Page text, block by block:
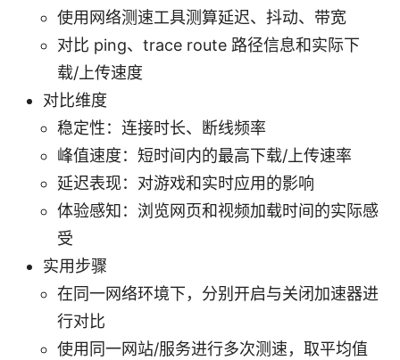
使用网络测速工具测算延迟、抖动、带宽
对比 ping、trace route 路径信息和实际下
载/上传速度
对比维度
稳定性：连接时长、断线频率
峰值速度：短时间内的最高下载/上传速率
延迟表现：对游戏和实时应用的影响
体验感知：浏览网页和视频加载时间的实际感
受
实用步骤
在同一网络环境下，分别开启与关闭加速器进
行对比
使用同一网站/服务进行多次测速，取平均值